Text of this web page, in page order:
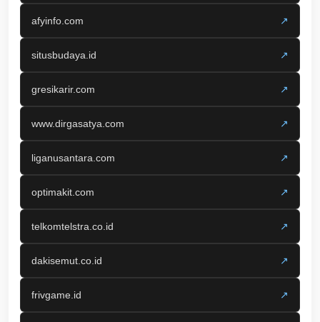
afyinfo.com ↗
situsbudaya.id ↗
gresikarir.com ↗
www.dirgasatya.com ↗
liganusantara.com ↗
optimakit.com ↗
telkomtelstra.co.id ↗
dakisemut.co.id ↗
frivgame.id ↗